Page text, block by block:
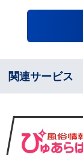
関連サービス